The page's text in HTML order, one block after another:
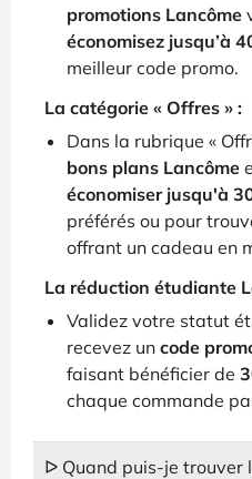
promotions Lancôme
économisez jusqu’à
meilleur code promo.
La catégorie « Offres » :
Dans la rubrique «
bons plans Lancôme
économiser jusqu'à
préférés ou pour
offrant un cadeau en
La réduction étudiante
Validez votre statut
recevez un code
faisant bénéficier de
chaque commande
ᐅ Quand puis-je trouver